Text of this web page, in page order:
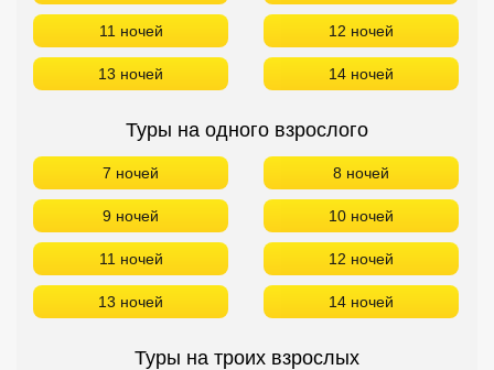
11 ночей 12 ночей
13 ночей 14 ночей
Туры на одного взрослого
7 ночей 8 ночей
9 ночей 10 ночей
11 ночей 12 ночей
13 ночей 14 ночей
Туры на троих взрослых